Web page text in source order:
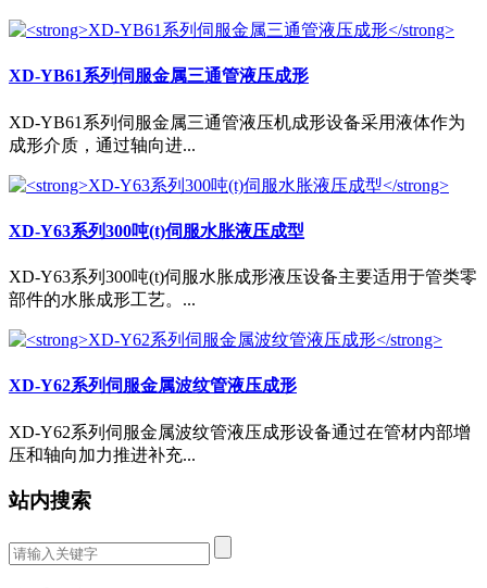
XD-YB61系列伺服金属三通管液压成形
XD-YB61系列伺服金属三通管液压机成形设备采用液体作为
成形介质，通过轴向进...
XD-Y63系列300吨(t)伺服水胀液压成型
XD-Y63系列300吨(t)伺服水胀成形液压设备主要适用于管类零
部件的水胀成形工艺。...
XD-Y62系列伺服金属波纹管液压成形
XD-Y62系列伺服金属波纹管液压成形设备通过在管材内部增
压和轴向加力推进补充...
站内搜索